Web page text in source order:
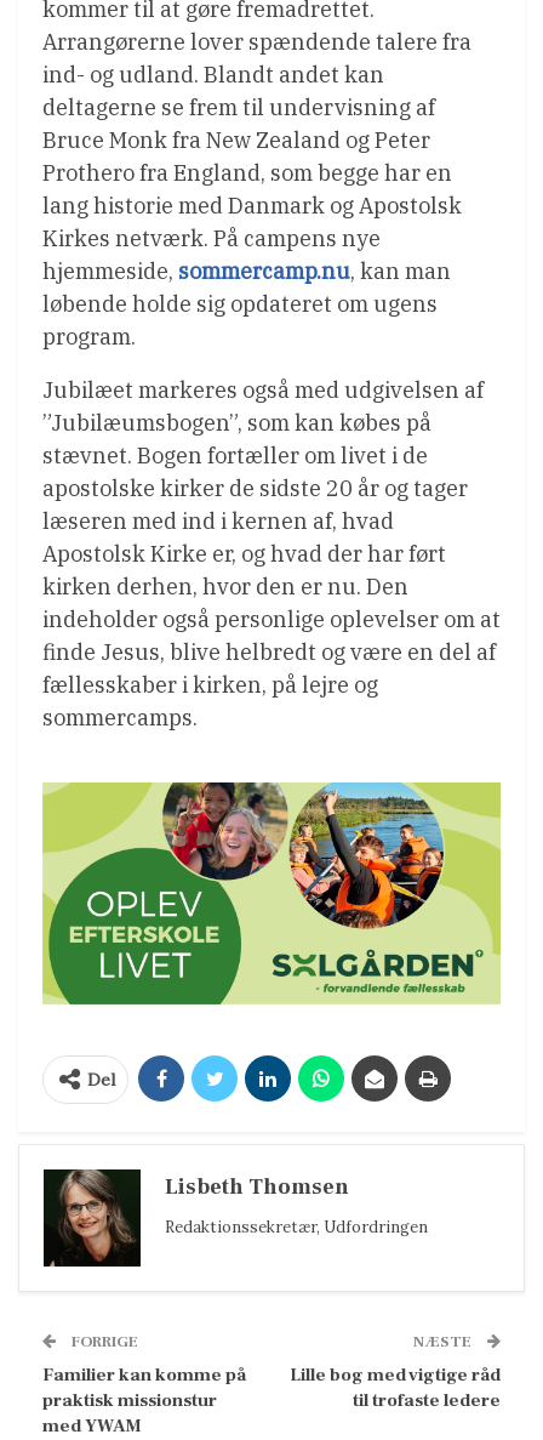
kommer til at gøre fremadrettet.
Arrangørerne lover spændende talere fra
ind- og udland. Blandt andet kan
deltagerne se frem til undervisning af
Bruce Monk fra New Zealand og Peter
Prothero fra England, som begge har en
lang historie med Danmark og Apostolsk
Kirkes netværk. På campens nye
hjemmeside, sommercamp.nu, kan man
løbende holde sig opdateret om ugens
program.
Jubilæet markeres også med udgivelsen af
”Jubilæumsbogen”, som kan købes på
stævnet. Bogen fortæller om livet i de
apostolske kirker de sidste 20 år og tager
læseren med ind i kernen af, hvad
Apostolsk Kirke er, og hvad der har ført
kirken derhen, hvor den er nu. Den
indeholder også personlige oplevelser om at
finde Jesus, blive helbredt og være en del af
fællesskaber i kirken, på lejre og
sommercamps.
Del
Lisbeth Thomsen
Redaktionssekretær, Udfordringen
FORRIGE
Familier kan komme på
praktisk missionstur
med YWAM
NÆSTE
Lille bog med vigtige råd
til trofaste ledere